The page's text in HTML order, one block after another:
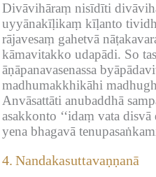
Divāvihāraṃ nisīdīti
uyyānakīḷikaṃ kīḷanto
rājavesaṃ gahetvā
kāmavitakko udapādi. So
āṇāpanavasenassa
madhumakkhikāhi
Anvāsattāti anubaddhā
asakkonto ‘‘idaṃ vata disvā
yena bhagavā
4. Nandakasuttavaṇṇanā